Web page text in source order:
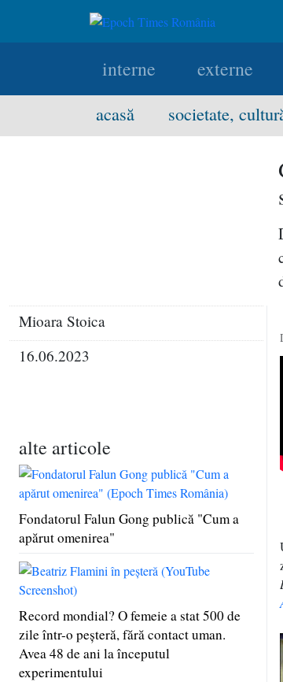
interne externe
acasă societate,
Mioara Stoica
16.06.2023
alte articole
Fondatorul Falun Gong publică "Cum a
apărut omenirea"
Record mondial? O femeie a stat 500 de
zile într-o peşteră, fără contact uman.
Avea 48 de ani la începutul
experimentului